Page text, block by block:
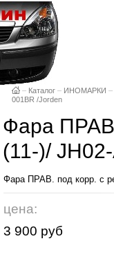
– Каталог – ИНОМАРКИ –
001BR /Jorden
Фара
(11-)/
Фара ПРАВ. под корр. с
цена:
3 900 руб